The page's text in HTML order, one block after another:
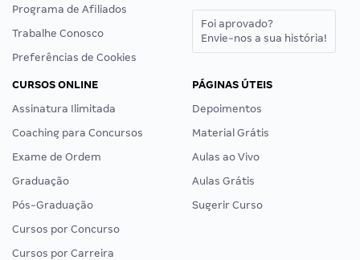
Programa de Afiliados
Trabalhe Conosco
Preferências de Cookies
Foi aprovado?
Envie-nos a sua história!
CURSOS ONLINE
Assinatura Ilimitada
Coaching para Concursos
Exame de Ordem
Graduação
Pós-Graduação
Cursos por Concurso
Cursos por Carreira
PÁGINAS ÚTEIS
Depoimentos
Material Grátis
Aulas ao Vivo
Aulas Grátis
Sugerir Curso